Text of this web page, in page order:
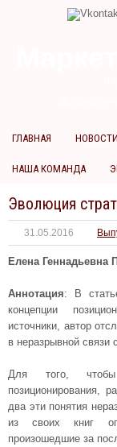
ГЛАВНАЯ НОВОСТИ
НАША КОМАНДА
Эволюция
31.05.2016
Елена Геннадьевна
Аннотация: В
концепции
источники, автор
в неразрывной связи
Для того, чтобы
позиционирования,
два эти понятия
из своих книг
произошедшие за